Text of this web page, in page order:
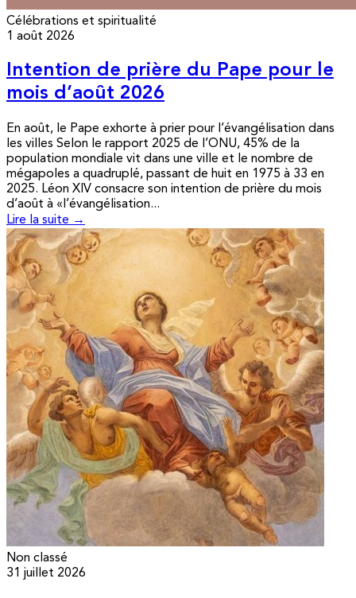
Célébrations et spiritualité
1 août 2026
Intention de prière du Pape pour le
mois d’août 2026
En août, le Pape exhorte à prier pour l’évangélisation dans
les villes Selon le rapport 2025 de l’ONU, 45% de la
population mondiale vit dans une ville et le nombre de
mégapoles a quadruplé, passant de huit en 1975 à 33 en
2025. Léon XIV consacre son intention de prière du mois
d’août à «l’évangélisation...
Lire la suite →
Non classé
31 juillet 2026